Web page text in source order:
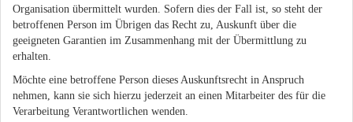
Organisation übermittelt wurden. Sofern dies der Fall ist, so steht der
betroffenen Person im Übrigen das Recht zu, Auskunft über die
geeigneten Garantien im Zusammenhang mit der Übermittlung zu
erhalten.
Möchte eine betroffene Person dieses Auskunftsrecht in Anspruch
nehmen, kann sie sich hierzu jederzeit an einen Mitarbeiter des für die
Verarbeitung Verantwortlichen wenden.